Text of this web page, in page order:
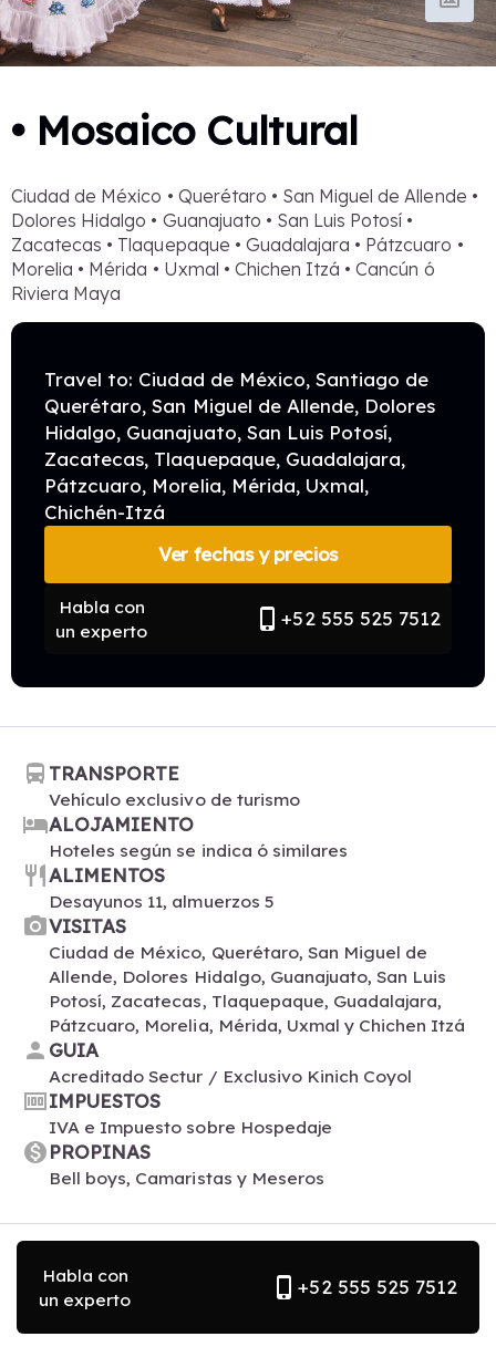
• Mosaico Cultural
Ciudad de México • Querétaro • San Miguel de Allende •
Dolores Hidalgo • Guanajuato • San Luis Potosí •
Zacatecas • Tlaquepaque • Guadalajara • Pátzcuaro •
Morelia • Mérida • Uxmal • Chichen Itzá • Cancún ó
Riviera Maya
Travel to: Ciudad de México, Santiago de
Querétaro, San Miguel de Allende, Dolores
Hidalgo, Guanajuato, San Luis Potosí,
Zacatecas, Tlaquepaque, Guadalajara,
Pátzcuaro, Morelia, Mérida, Uxmal,
Chichén-Itzá
Ver fechas y precios
Habla con
un experto
phone_iphone+52 555 525 7512
directions_bus TRANSPORTE
Vehículo exclusivo de turismo
hotelALOJAMIENTO
Hoteles según se indica ó similares
restaurant ALIMENTOS
Desayunos 11, almuerzos 5
photo_cameraVISITAS
Ciudad de México, Querétaro, San Miguel de
Allende, Dolores Hidalgo, Guanajuato, San Luis
Potosí, Zacatecas, Tlaquepaque, Guadalajara,
Pátzcuaro, Morelia, Mérida, Uxmal y Chichen Itzá
person GUIA
Acreditado Sectur / Exclusivo Kinich Coyol
moneyIMPUESTOS
IVA e Impuesto sobre Hospedaje
monetization_onPROPINAS
Bell boys, Camaristas y Meseros
Habla con
un experto
phone_iphone+52 555 525 7512